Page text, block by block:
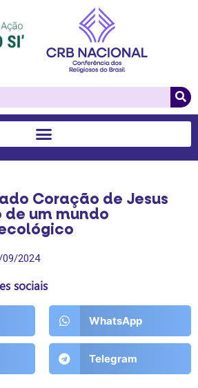
Coração de Jesus
um mundo
2024
sociais
WhatsApp
Telegram